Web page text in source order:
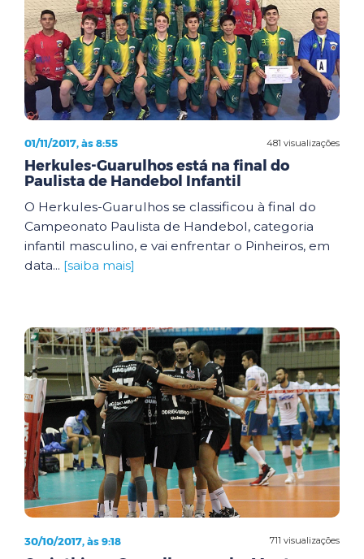
481 visualizações
01/11/2017, às 8:55
Herkules-Guarulhos está na final do
Paulista de Handebol Infantil
O Herkules-Guarulhos se classificou à final do
Campeonato Paulista de Handebol, categoria
infantil masculino, e vai enfrentar o Pinheiros, em
data... [saiba mais]
711 visualizações
30/10/2017, às 9:18